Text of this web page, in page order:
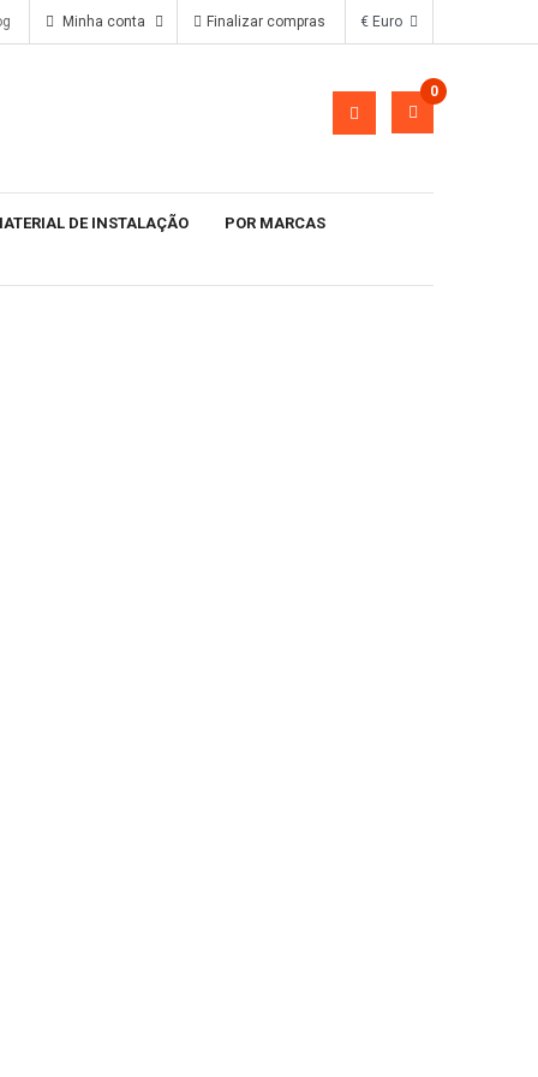
Minha conta Finalizar compras
0
DE INSTALAÇÃO POR MARCAS